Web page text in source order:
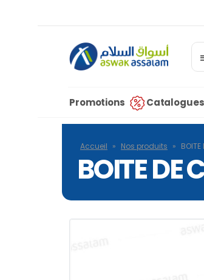
Promotions Catalogues
Accueil » Nos produits » BOITE
BOITE DE